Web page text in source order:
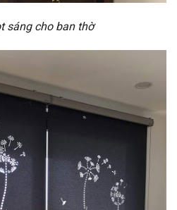
sáng cho ban thờ